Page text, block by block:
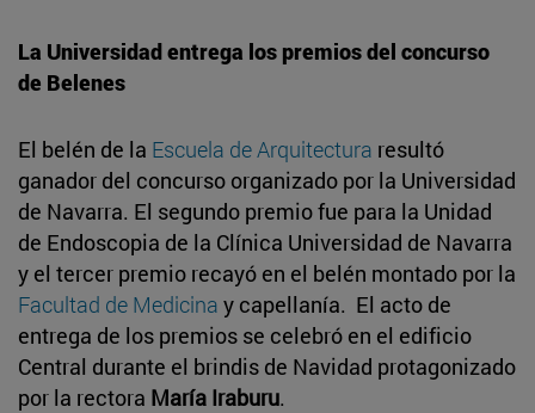
La Universidad entrega los premios del concurso
de Belenes
El belén de la Escuela de Arquitectura resultó
ganador del concurso organizado por la Universidad
de Navarra. El segundo premio fue para la Unidad
de Endoscopia de la Clínica Universidad de Navarra
y el tercer premio recayó en el belén montado por la
Facultad de Medicina y capellanía. El acto de
entrega de los premios se celebró en el edificio
Central durante el brindis de Navidad protagonizado
por la rectora María Iraburu.